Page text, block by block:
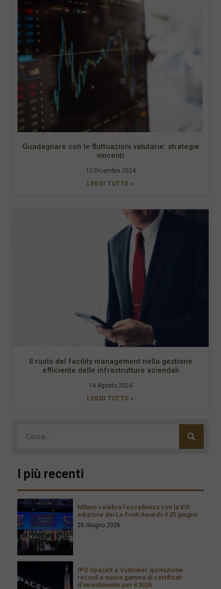
Guadagnare con le fluttuazioni valutarie: strategie
vincenti
10 Dicembre 2024
LEGGI TUTTO »
Il ruolo del facility management nella gestione
efficiente delle infrastrutture aziendali
14 Agosto 2024
LEGGI TUTTO »
I più recenti
Milano celebra l’eccellenza con la XVI
edizione dei Le Fonti Awards il 25 giugno
26 Giugno 2026
IPO SpaceX e Vontobel: quotazione
record e nuova gamma di certificati
d’investimento per il 2026